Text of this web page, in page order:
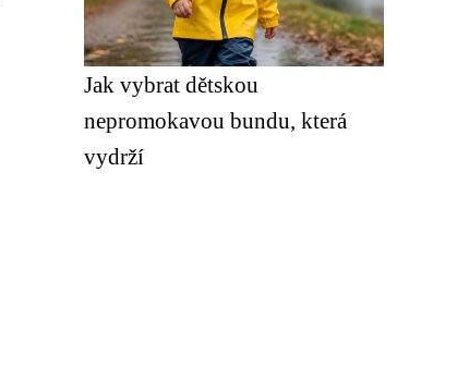
Jak vybrat dětskou
nepromokavou bundu, která
vydrží